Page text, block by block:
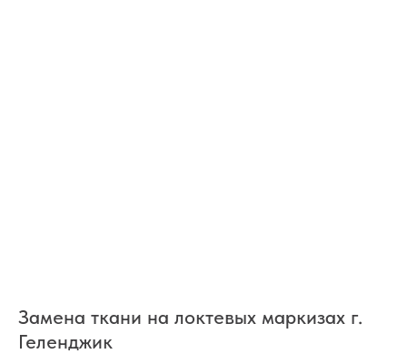
Замена ткани на локтевых маркизах г.
Геленджик